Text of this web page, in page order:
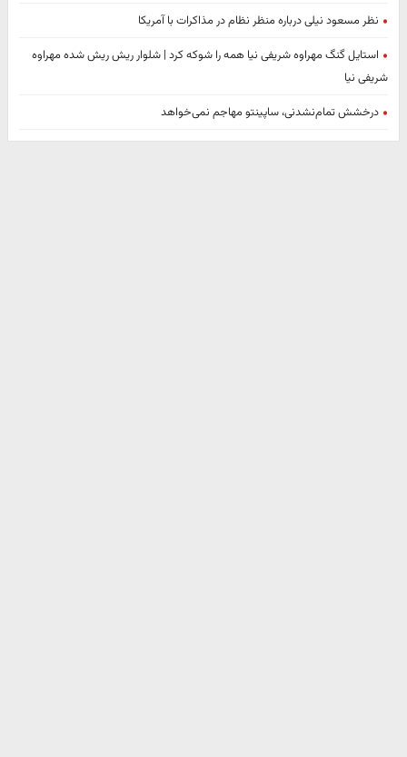
نظر مسعود نیلی درباره منظر نظام در مذاکرات با آمریکا
استایل گنگ مهراوه شریفی نیا همه را شوکه کرد | شلوار ریش ریش شده مهراوه
شریفی نیا
درخشش تمام‌نشدنی، ساپینتو مهاجم نمی‌خواهد